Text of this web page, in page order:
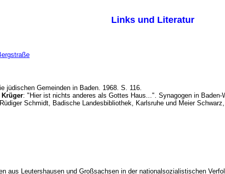
Links und Literatur
jüdischen Gemeinden in Baden. 1968. S. 116.
Krüger: "Hier ist nichts anderes als Gottes Haus...". Synagogen in
Schmidt, Badische Landesbibliothek, Karlsruhe und Meier
aus Leutershausen und Großsachsen in der nationalsozialistischen